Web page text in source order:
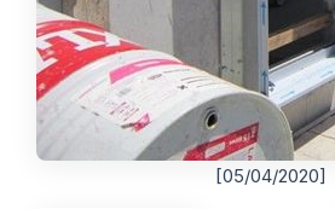
[05/04/2020]